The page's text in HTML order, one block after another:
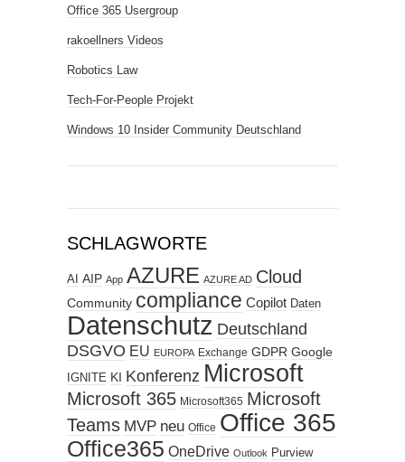
Office 365 Usergroup
rakoellners Videos
Robotics Law
Tech-For-People Projekt
Windows 10 Insider Community Deutschland
SCHLAGWORTE
AI AIP App AZURE AZURE AD Cloud
Community compliance Copilot Daten
Datenschutz Deutschland
DSGVO EU EUROPA Exchange GDPR Google
IGNITE KI Konferenz Microsoft
Microsoft 365 Microsoft365 Microsoft
Teams MVP neu Office Office 365
Office365 OneDrive Outlook Purview